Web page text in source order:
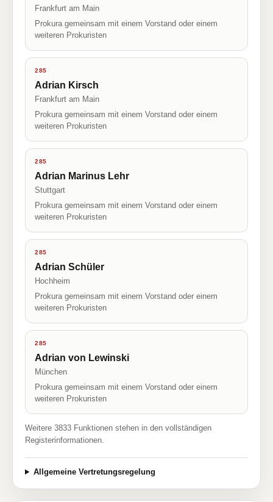
Frankfurt am Main
Prokura gemeinsam mit einem Vorstand oder einem
weiteren Prokuristen
285
Adrian Kirsch
Frankfurt am Main
Prokura gemeinsam mit einem Vorstand oder einem
weiteren Prokuristen
285
Adrian Marinus Lehr
Stuttgart
Prokura gemeinsam mit einem Vorstand oder einem
weiteren Prokuristen
285
Adrian Schüler
Hochheim
Prokura gemeinsam mit einem Vorstand oder einem
weiteren Prokuristen
285
Adrian von Lewinski
München
Prokura gemeinsam mit einem Vorstand oder einem
weiteren Prokuristen
Weitere 3833 Funktionen stehen in den vollständigen
Registerinformationen.
Allgemeine Vertretungsregelung